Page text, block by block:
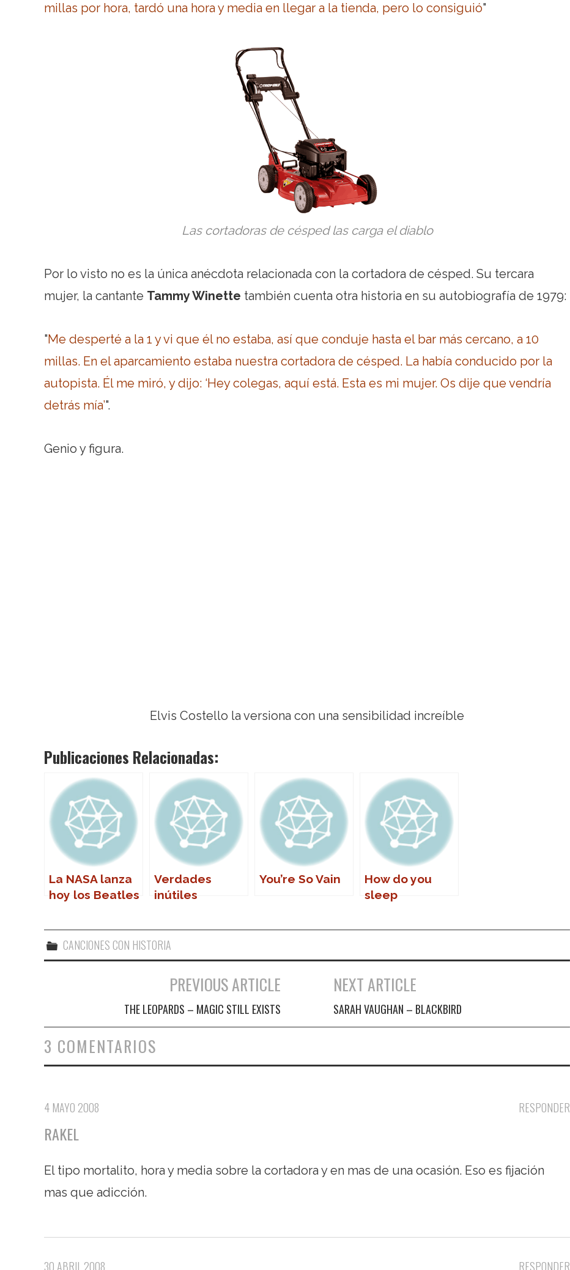
millas por hora, tardó una hora y media en llegar a la tienda, pero lo consiguió"
Las cortadoras de césped las carga el diablo
Por lo visto no es la única anécdota relacionada con la cortadora de césped. Su tercara
mujer, la cantante Tammy Winette también cuenta otra historia en su autobiografía de 1979:
"Me desperté a la 1 y vi que él no estaba, así que conduje hasta el bar más cercano, a 10
millas. En el aparcamiento estaba nuestra cortadora de césped. La había conducido por la
autopista. Él me miró, y dijo: ‘Hey colegas, aquí está. Esta es mi mujer. Os dije que vendría
detrás mía’".
Genio y figura.
Elvis Costello la versiona con una sensibilidad increíble
Publicaciones Relacionadas:
La NASA lanza
hoy los Beatles
Verdades
inútiles
You’re So Vain
How do you
sleep
CANCIONES CON HISTORIA
Navegación de entradas
PREVIOUS ARTICLE
THE LEOPARDS – MAGIC STILL EXISTS
NEXT ARTICLE
SARAH VAUGHAN – BLACKBIRD
3 COMENTARIOS
RESPONDER
4 MAYO 2008
RAKEL
El tipo mortalito, hora y media sobre la cortadora y en mas de una ocasión. Eso es fijación
mas que adicción.
RESPONDER
30 ABRIL 2008